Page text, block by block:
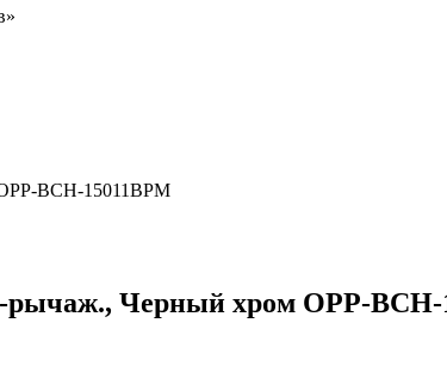
BCH-15011BPM
Черный хром OPP-BCH-